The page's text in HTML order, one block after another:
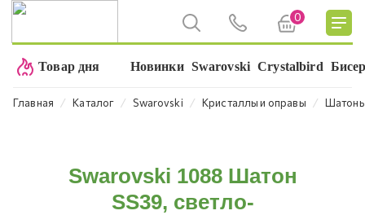
0
Товар дня Новинки Swarovski Crystalbird
Главная ⁄ Каталог ⁄ Swarovski ⁄ Кристаллы и оправы ⁄
Swarovski 1088 Шатон
SS39, светло-